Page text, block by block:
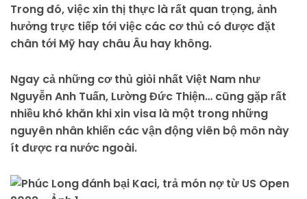
Trong đó, việc xin thị thực là rất quan trọng, ảnh
hưởng trực tiếp tới việc các cơ thủ có được đặt
chân tới Mỹ hay châu Âu hay không.
Ngay cả những cơ thủ giỏi nhất Việt Nam như
Nguyễn Anh Tuấn, Lường Đức Thiện… cũng gặp rất
nhiều khó khăn khi xin visa là một trong những
nguyên nhân khiến các vận động viên bộ môn này
ít được ra nước ngoài.